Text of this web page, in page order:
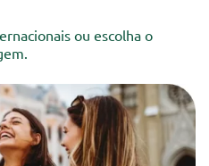
ou escolha o